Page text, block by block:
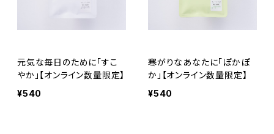
元気な毎日のために「すこ
やか」【オンライン数量限定】
¥540
寒がりなあなたに「ぽかぽ
か」【オンライン数量限定】
¥540